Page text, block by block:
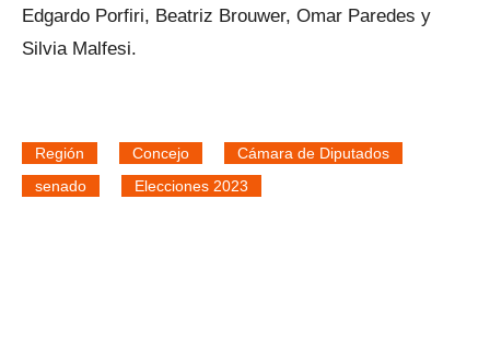
Edgardo Porfiri, Beatriz Brouwer, Omar Paredes y
Silvia Malfesi.
Región Concejo
Cámara de Diputados
senado
Elecciones 2023